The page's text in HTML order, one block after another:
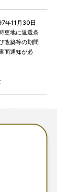
年11月30日
更地に返還条
改築等の期間
面通知が必